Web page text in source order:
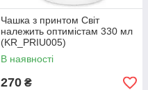
Чашка з принтом Світ
належить оптимістам 330 мл
(KR_PRIU005)
В наявності
270 ₴